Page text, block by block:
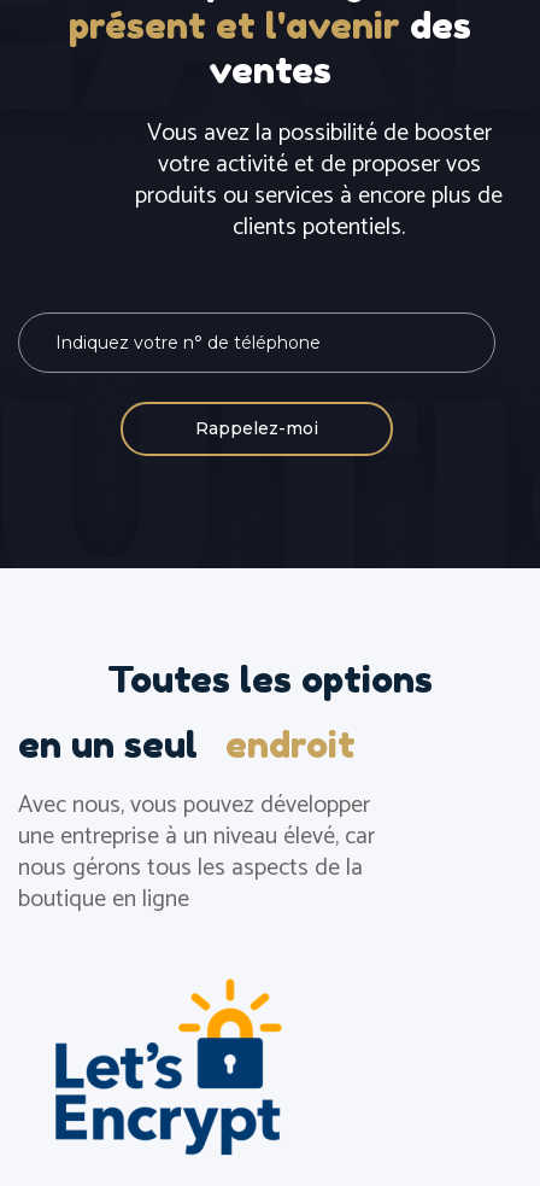
présent et l'avenir des
ventes
Vous avez la possibilité de booster
votre activité et de proposer vos
produits ou services à encore plus de
clients potentiels.
n
i
q
r
n
d
e
t
p
h
n
e
Toutes les options
en un seul
endroit
Avec nous, vous pouvez développer
une entreprise à un niveau élevé, car
nous gérons tous les aspects de la
boutique en ligne